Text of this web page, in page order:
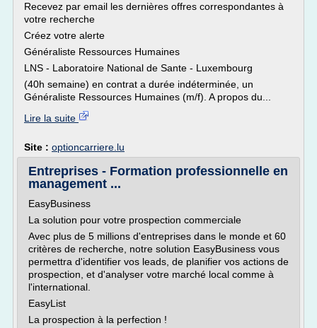
Recevez par email les dernières offres correspondantes à
votre recherche
Créez votre alerte
Généraliste Ressources Humaines
LNS - Laboratoire National de Sante - Luxembourg
(40h semaine) en contrat a durée indéterminée, un
Généraliste Ressources Humaines (m/f). A propos du...
Lire la suite
Site : optioncarriere.lu
Entreprises - Formation professionnelle en
management ...
EasyBusiness
La solution pour votre prospection commerciale
Avec plus de 5 millions d'entreprises dans le monde et 60
critères de recherche, notre solution EasyBusiness vous
permettra d'identifier vos leads, de planifier vos actions de
prospection, et d'analyser votre marché local comme à
l'international.
EasyList
La prospection à la perfection !